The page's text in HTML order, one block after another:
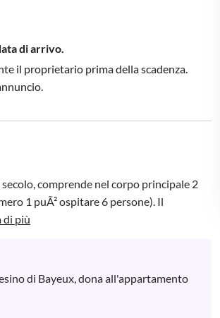
di arrivo.
il proprietario prima della scadenza.
comprende nel corpo principale 2
1 puÃ² ospitare 6 persone). Il
di più
di Bayeux, dona all'appartamento